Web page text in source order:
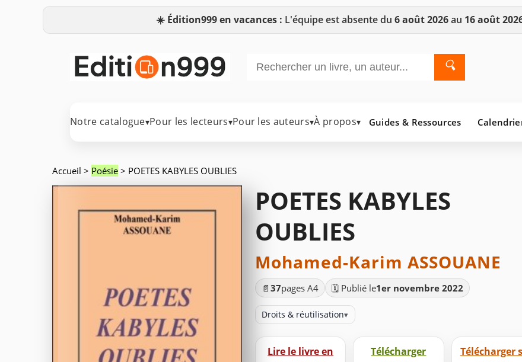
☀️ Édition999 en vacances : L'équipe est absente du 6 août 2026au 16 août
🔍
Notre catalogue▾Pour les lecteurs▾Pour les auteurs▾À propos▾ Guides & Ressources
Accueil > Poésie > POETES KABYLES OUBLIES
POETES KABYLES
OUBLIES
Mohamed-Karim ASSOUANE
📄 37pages A4 🗓️ Publié le1er novembre 2022
Droits & réutilisation▾
Lire le livre en
Télécharger
Télécharger